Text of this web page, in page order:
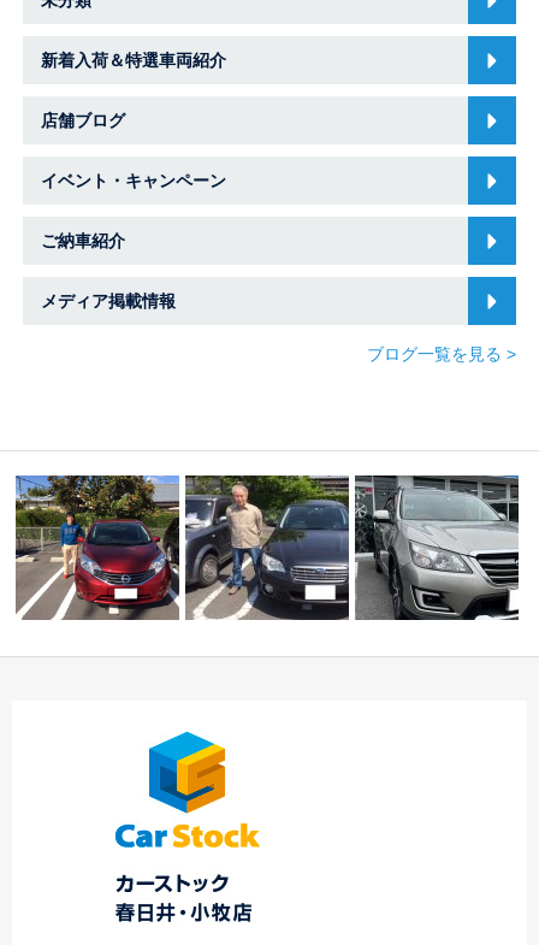
新着入荷＆特選車両紹介
店舗ブログ
イベント・キャンペーン
ご納車紹介
メディア掲載情報
ブログ一覧を見る >
日井店